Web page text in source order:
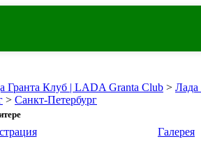
Гранта Клуб | LADA Granta Club > Лада
> Санкт-Петербург
Галерея